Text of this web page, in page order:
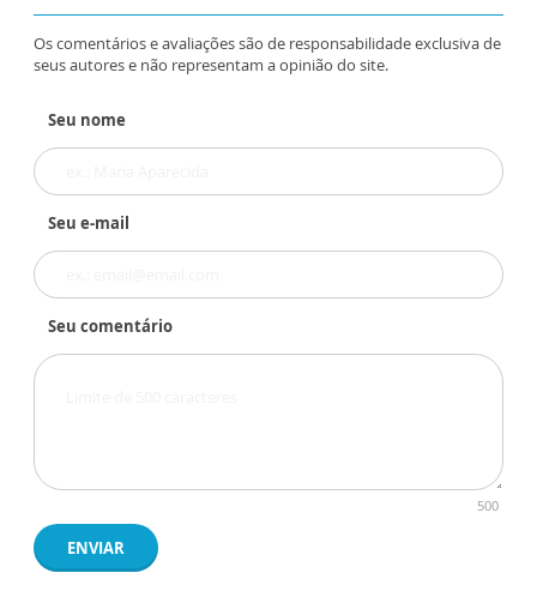
Os comentários e avaliações são de responsabilidade exclusiva de
seus autores e não representam a opinião do site.
Seu nome
Seu e-mail
Seu comentário
500
ENVIAR